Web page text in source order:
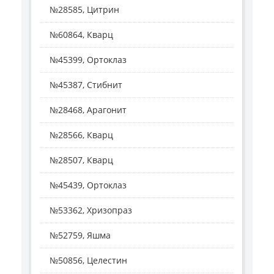
№28585, Цитрин
№60864, Кварц
№45399, Ортоклаз
№45387, Стибнит
№28468, Арагонит
№28566, Кварц
№28507, Кварц
№45439, Ортоклаз
№53362, Хризопраз
№52759, Яшма
№50856, Целестин